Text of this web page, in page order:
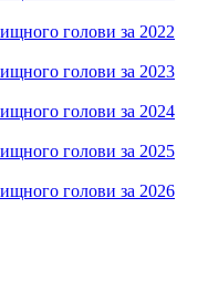
голови за 2022
голови за 2023
голови за 2024
голови за 2025
голови за 2026